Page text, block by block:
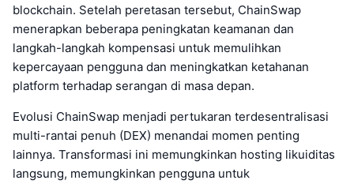
blockchain. Setelah peretasan tersebut, ChainSwap
menerapkan beberapa peningkatan keamanan dan
langkah-langkah kompensasi untuk memulihkan
kepercayaan pengguna dan meningkatkan ketahanan
platform terhadap serangan di masa depan.
Evolusi ChainSwap menjadi pertukaran terdesentralisasi
multi-rantai penuh (DEX) menandai momen penting
lainnya. Transformasi ini memungkinkan hosting likuiditas
langsung, memungkinkan pengguna untuk